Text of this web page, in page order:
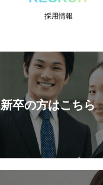
採用情報
新卒の方はこちら